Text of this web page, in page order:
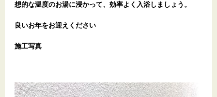
想的な温度のお湯に浸かって、効率よく入浴しましょう。
良いお年をお迎えください
施工写真